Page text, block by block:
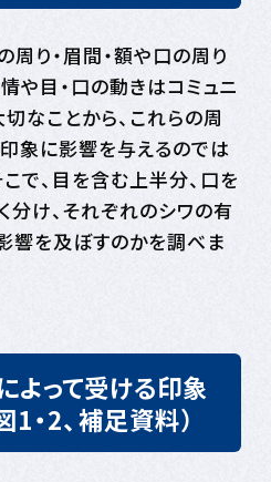
り・眉間・額や口の周り
や目・口の動きはコミュニ
なことから、これらの周
象に影響を与えるのでは
で、目を含む上半分、口を
け、それぞれのシワの有
響を及ぼすのかを調べま
よって受ける印象
1・2、補足資料）